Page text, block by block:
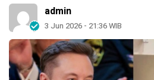
admin
3 Jun 2026 - 21:36 WIB